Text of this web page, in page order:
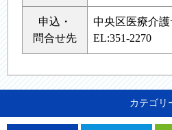
申込・
問合せ先
中央区医療介
EL:351-2270
カテゴリ